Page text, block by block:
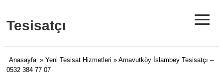
Tesisatçı ≡
Anasayfa » Yeni Tesisat Hizmetleri » Arnavutköy İslambey Tesisatçı –
0532 384 77 07